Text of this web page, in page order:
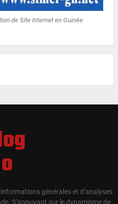
de Site Internet en Guinée
générales et d’analyses
S’appuyant sur le dynamisme de